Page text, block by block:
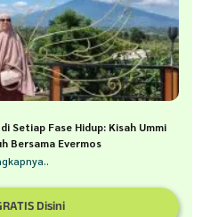
Setiap Fase Hidup: Kisah Ummi
Bersama Evermos
Disini